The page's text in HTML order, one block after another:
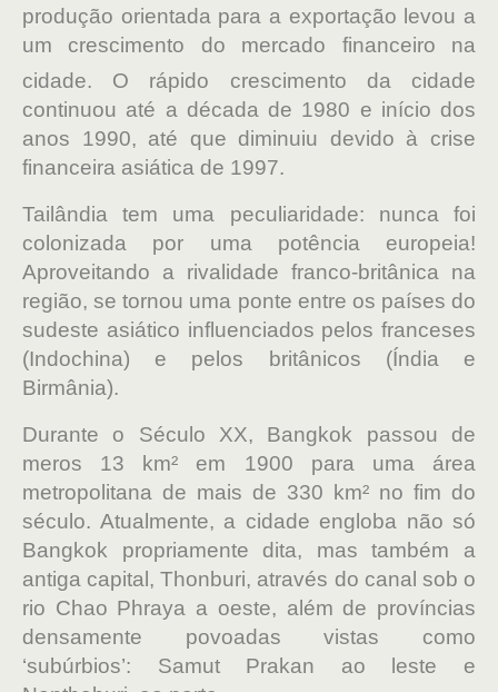
produção orientada para a exportação levou a
um crescimento do mercado financeiro na
cidade. O rápido crescimento da cidade
continuou até a década de 1980 e início dos
anos 1990, até que diminuiu devido à crise
financeira asiática de 1997.
Tailândia tem uma peculiaridade: nunca foi
colonizada por uma potência europeia!
Aproveitando a rivalidade franco-britânica na
região, se tornou uma ponte entre os países do
sudeste asiático influenciados pelos franceses
(Indochina) e pelos britânicos (Índia e
Birmânia).
Durante o Século XX, Bangkok passou de
meros 13 km² em 1900 para uma área
metropolitana de mais de 330 km² no fim do
século. Atualmente, a cidade engloba não só
Bangkok propriamente dita, mas também a
antiga capital, Thonburi, através do canal sob o
rio Chao Phraya a oeste, além de províncias
densamente povoadas vistas como
‘subúrbios’: Samut Prakan ao leste e